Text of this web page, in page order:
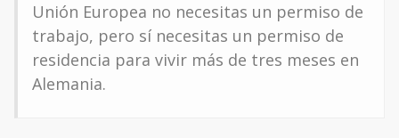
Unión Europea no necesitas un permiso de
trabajo, pero sí necesitas un permiso de
residencia para vivir más de tres meses en
Alemania.